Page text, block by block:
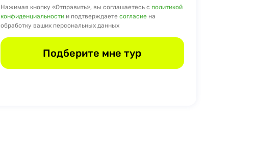
Нажимая кнопку «Отправить», вы соглашаетесь с политикой
конфиденциальностии подтверждаете согласиена
обработку ваших персональных данных
Подберите мне тур